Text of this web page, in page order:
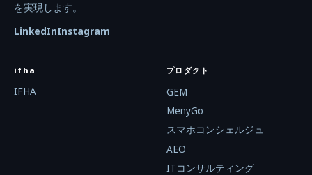
を実現します。
LinkedInInstagram
ifha
IFHA
プロダクト
GEM
MenyGo
スマホコンシェルジュ
AEO
ITコンサルティング